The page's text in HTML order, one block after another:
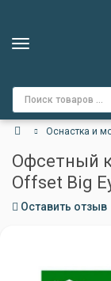
Оснастка и
Офсетный
Offset Big
Оставить отзыв